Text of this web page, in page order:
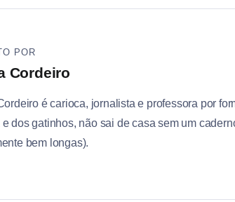
POR
Cordeiro
é carioca, jornalista e professora por
e dos gatinhos, não sai de casa sem um
bem longas).